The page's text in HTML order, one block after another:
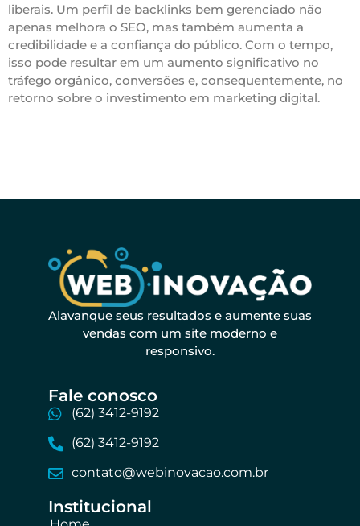
liberais. Um perfil de backlinks bem gerenciado não
apenas melhora o SEO, mas também aumenta a
credibilidade e a confiança do público. Com o tempo,
isso pode resultar em um aumento significativo no
tráfego orgânico, conversões e, consequentemente, no
retorno sobre o investimento em marketing digital.
Alavanque seus resultados e aumente suas
vendas com um site moderno e
responsivo.
Fale conosco​
(62) 3412-9192
(62) 3412-9192
contato@webinovacao.com.br
Institucional​